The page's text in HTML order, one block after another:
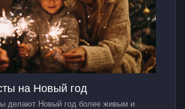
на Новый год
делают Новый год более живым и